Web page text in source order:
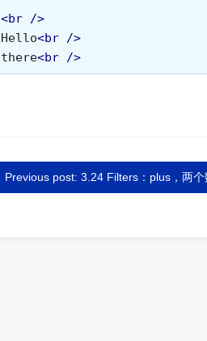
<br />
Hello<br />
there<br />
Previous post: 3.24 Filters：plus，两个